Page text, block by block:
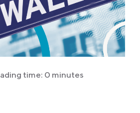
time: 0 minutes